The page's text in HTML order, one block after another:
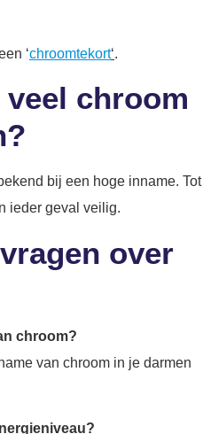
‘chroomtekort‘.
chroom
bij een hoge inname. Tot
ieder geval veilig.
over
chroom?
van chroom in je darmen